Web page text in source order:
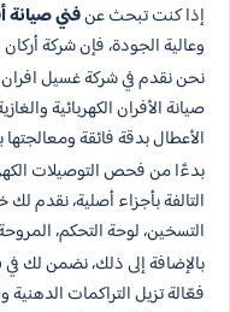
إذا كنت تبحث عنفني صيانة
وعالية الجودة، فإن شركة
نحن نقدم في شركة غسيل
صيانة الأفران الكهربائية
الأعطال بدقة فائقة
بدءًا من فحص التوصيلات
التالفة بأجزاء أصلية،
التسخين، لوحة التحكم،
بالإضافة إلى ذلك، نضمن لك في
فعّالة تزيل التراكمات